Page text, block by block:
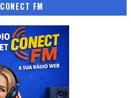
CONECT FM